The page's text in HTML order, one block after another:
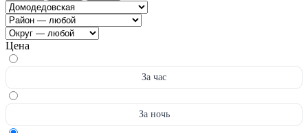
Цена
За час
За ночь